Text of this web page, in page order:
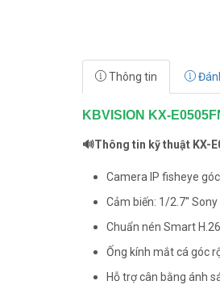
Thông tin
KBVISION KX-
🔊Thông tin kỹ thuật KX-
Camera IP fisheye
Cảm biến: 1/2.7''
Chuẩn nén Smart
Ống kính mắt cá góc
Hỗ trợ cân bằng ánh